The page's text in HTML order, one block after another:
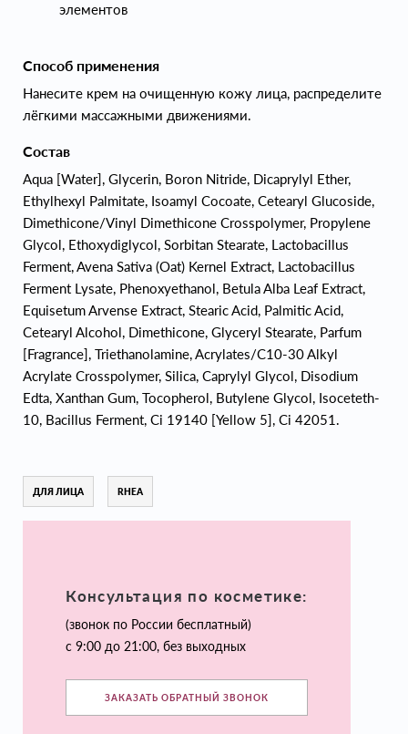
элементов
Способ применения
Нанесите крем на очищенную кожу лица, распределите
лёгкими массажными движениями.
Состав
Aqua [Water], Glycerin, Boron Nitride, Dicaprylyl Ether,
Ethylhexyl Palmitate, Isoamyl Cocoate, Cetearyl Glucoside,
Dimethicone/Vinyl Dimethicone Crosspolymer, Propylene
Glycol, Ethoxydiglycol, Sorbitan Stearate, Lactobacillus
Ferment, Avena Sativa (Oat) Kernel Extract, Lactobacillus
Ferment Lysate, Phenoxyethanol, Betula Alba Leaf Extract,
Equisetum Arvense Extract, Stearic Acid, Palmitic Acid,
Cetearyl Alcohol, Dimethicone, Glyceryl Stearate, Parfum
[Fragrance], Triethanolamine, Acrylates/C10-30 Alkyl
Acrylate Crosspolymer, Silica, Caprylyl Glycol, Disodium
Edta, Xanthan Gum, Tocopherol, Butylene Glycol, Isoceteth-
10, Bacillus Ferment, Ci 19140 [Yellow 5], Ci 42051.
ДЛЯ ЛИЦА RHEA
Консультация по косметике:
(звонок по России бесплатный)
с 9:00 до 21:00, без выходных
ЗАКАЗАТЬ ОБРАТНЫЙ ЗВОНОК